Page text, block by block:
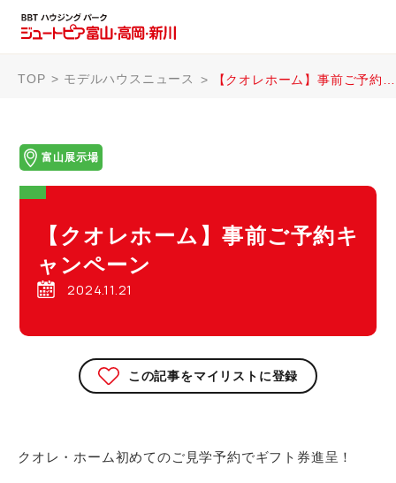
TOP モデルハウスニュース 【クオレホーム】事前ご予約キャンペーン
富山展示場
【クオレホーム】事前ご予約キ
ャンペーン
2024.11.21
この記事をマイリストに登録
クオレ・ホーム初めてのご見学予約でギフト券進呈！